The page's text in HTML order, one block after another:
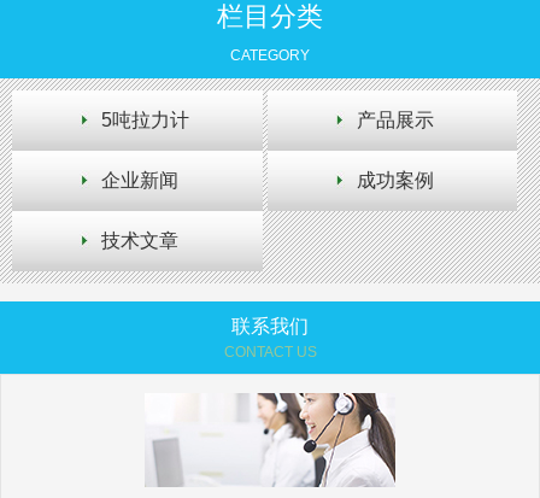
栏目分类
CATEGORY
5吨拉力计 产品展示
企业新闻 成功案例
技术文章
联系我们
CONTACT US